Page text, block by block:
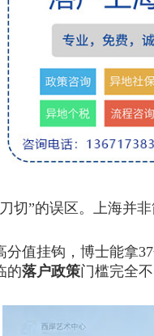
”的误区。上海并非
挂钩，博士能拿37
的落户政策门槛完全